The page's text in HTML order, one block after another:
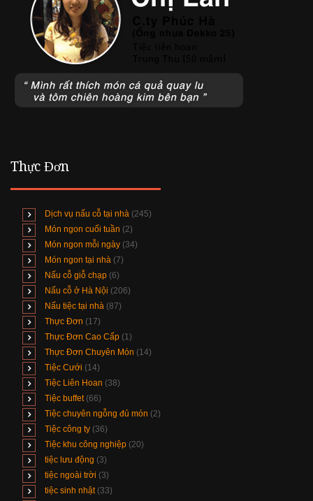
Thực Đơn
Dịch vụ nấu cỗ tại nhà (245)
Món ngon cuối tuần (2)
Món ngon mỗi ngày (34)
Món ngon tại nhà (7)
Nấu cỗ giỗ chạp (6)
Nấu cỗ ở Hà Nội (206)
Nấu tiệc tại nhà (87)
Thực Đơn (17)
Thực Đơn Cao Cấp (1)
Thực Đơn Chuyên Món (14)
Tiệc Cưới (14)
Tiệc Liên Hoan (38)
Tiệc buffet (66)
Tiệc chuyên ngỗng đủ món (2)
Tiệc công ty (36)
Tiệc khu công nghiệp (20)
tiệc lưu động (3)
tiệc ngoài trời (3)
tiệc sinh nhật (33)